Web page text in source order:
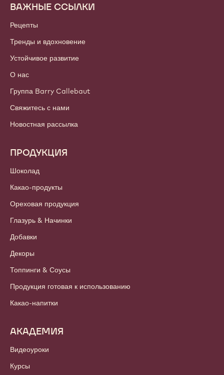
Footer
Callebaut
ВАЖНЫЕ ССЫЛКИ
Рецепты
Тренды и вдохновение
Устойчивое развитие
О нас
Группа Barry Callebaut
Свяжитесь с нами
Новостная рассылка
ПРОДУКЦИЯ
Шоколад
Какао-продукты
Ореховая продукция
Глазурь & Начинки
Добавки
Декоры
Топпинги & Соусы
Продукция готовая к использованию
Какао-напитки
АКАДЕМИЯ
Видеоуроки
Курсы